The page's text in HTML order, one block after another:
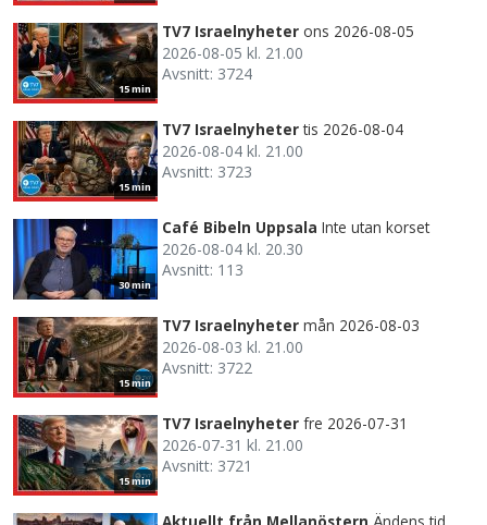
15 min
TV7 Israelnyheter ons 2026-08-05
2026-08-05 kl. 21.00
Avsnitt: 3724
15 min
TV7 Israelnyheter tis 2026-08-04
2026-08-04 kl. 21.00
Avsnitt: 3723
30 min
Café Bibeln Uppsala Inte utan korset
2026-08-04 kl. 20.30
Avsnitt: 113
15 min
TV7 Israelnyheter mån 2026-08-03
2026-08-03 kl. 21.00
Avsnitt: 3722
15 min
TV7 Israelnyheter fre 2026-07-31
2026-07-31 kl. 21.00
Avsnitt: 3721